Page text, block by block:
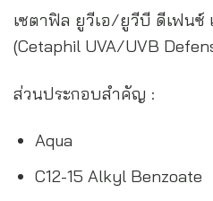
เซตาฟิล ยูวีเอ/ยูวีบี ดีเฟนซ์
(Cetaphil UVA/UVB
ส่วนประกอบสำคัญ :
Aqua
C12-15 Alkyl Benzoate